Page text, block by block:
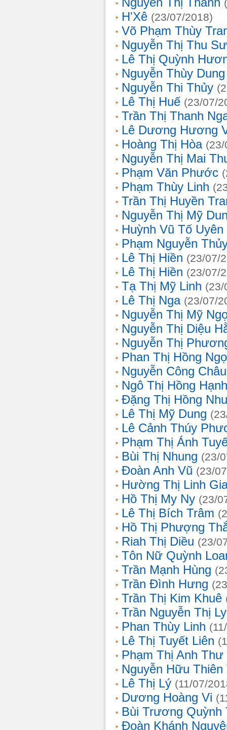
H'Xê (23/07/2018)
Võ Phạm Thùy
Nguyễn Thị Thu
Lê Thị Quỳnh
Nguyễn Thùy Dung
Nguyễn Thi Thủy
Lê Thị Huế (23/07/
Trần Thị Thanh
Lê Dương Hương
Hoàng Thị Hòa
Nguyễn Thị Mai
Phạm Văn Phước
Phạm Thùy Linh
Trần Thị Huyền
Nguyễn Thị Mỹ
Huỳnh Vũ Tố Uyên
Phạm Nguyễn
Lê Thị Hiền (23/07/
Lê Thị Hiền (23/07/
Tạ Thị Mỹ Linh (23/
Lê Thị Nga (23/07/
Nguyễn Thị Mỹ
Nguyễn Thị Diệu
Nguyễn Thị
Phan Thị Hồng
Nguyễn Công Châu
Ngô Thị Hồng Hạnh
Đặng Thị Hồng
Lê Thị Mỹ Dung
Lê Cảnh Thúy
Phạm Thị Ánh
Bùi Thị Nhung (23/
Đoàn Anh Vũ (23/
Hường Thị Linh
Hồ Thị My Ny (23/
Lê Thị Bích Trâm
Hồ Thị Phượng
Riah Thị Diều (23/
Tôn Nữ Quỳnh
Trần Mạnh Hùng
Trần Đình Hưng
Trần Thị Kim Khuê
Trần Nguyễn Thị
Phan Thùy Linh
Lê Thị Tuyết Liên
Phạm Thị Anh Thư
Nguyễn Hữu Thiên
Lê Thị Lý (11/07/
Dương Hoàng Vi
Bùi Trương Quỳnh
Đoàn Khánh